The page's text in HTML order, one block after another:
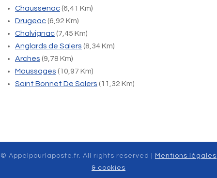
Chaussenac(6,41 Km)
Drugeac(6,92 Km)
Chalvignac(7,45 Km)
Anglards de Salers (8,34 Km)
Arches (9,78 Km)
Moussages (10,97 Km)
Saint Bonnet De Salers (11,32 Km)
© Appelpourlaposte.fr. All rights reserved |
Mentions légales
& cookies